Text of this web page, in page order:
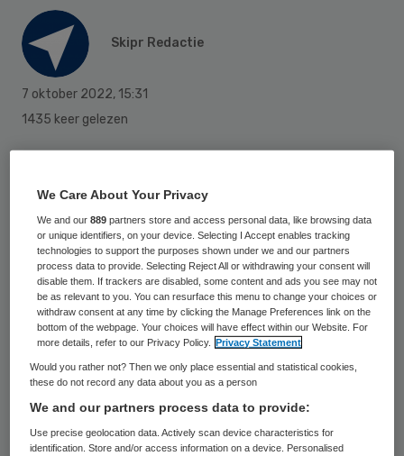
Skipr Redactie
7 oktober 2022, 15:31
1435 keer gelezen
Samenwerkingsorganisatie (RSO) Zuid-
Limburg van start gegaan, om de zorg van
meerdere partijen beter op elkaar af te
stemmen. De organisatie wil vooral een
verbeterslag op het gebied van
gegevensuitwisseling maken.
Dat meldt ziekenhuis Zuyderland op 7
oktober. RSO Zuid-Limburg is een
samenwerking tussen Zuyderland, Maastro,
We Care About Your Privacy
We and our889 partners store and access personal data, like browsing data
or unique identifiers, on your device. Selecting I Accept enables tracking
technologies to support the purposes shown under we and our partners
process data to provide. Selecting Reject All or withdrawing your consent will
disable them. If trackers are disabled, some content and ads you see may not
be as relevant to you. You can resurface this menu to change your choices or
withdraw consent at any time by clicking the Manage Preferences link on the
bottom of the webpage. Your choices will have effect within our Website. For
more details, refer to our Privacy Policy.
Privacy Statement
Would you rather not? Then we only place essential and statistical cookies,
these do not record any data about you as a person
We and our partners process data to provide:
Use precise geolocation data. Actively scan device characteristics for
identification. Store and/or access information on a device. Personalised